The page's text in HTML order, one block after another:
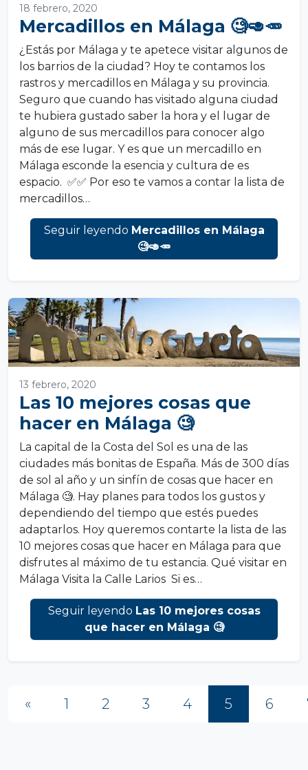
18 febrero, 2020
Mercadillos en Málaga 🧐🥑🥕
¿Estás por Málaga y te apetece visitar algunos de
los barrios de la ciudad? Hoy te contamos los
rastros y mercadillos en Málaga y su provincia.
Seguro que cuando has visitado alguna ciudad
te hubiera gustado saber la hora y el lugar de
alguno de sus mercadillos para conocer algo
más de ese lugar. Y es que un mercadillo en
Málaga esconde la esencia y cultura de es
espacio. ✅✅ Por eso te vamos a contar la lista de
mercadillos…
Seguir leyendo Mercadillos en Málaga
🧐🥑🥕
13 febrero, 2020
Las 10 mejores cosas que
hacer en Málaga 🧐
La capital de la Costa del Sol es una de las
ciudades más bonitas de España. Más de 300 días
de sol al año y un sinfín de cosas que hacer en
Málaga 🧐. Hay planes para todos los gustos y
dependiendo del tiempo que estés puedes
adaptarlos. Hoy queremos contarte la lista de las
10 mejores cosas que hacer en Málaga para que
disfrutes al máximo de tu estancia. Qué visitar en
Málaga Visita la Calle Larios Si es…
Seguir leyendo Las 10 mejores cosas
que hacer en Málaga 🧐
Navegación de Entradas
« 1 2 3 4 5 6